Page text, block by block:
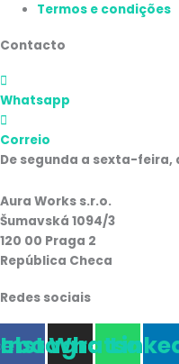
Termos e condições
Contacto
Whatsapp
Correio
De segunda a sexta-feira,
Aura Works s.r.o.
Šumavská 1094/3
120 00 Praga 2
República Checa
Redes sociais
Instagram
Whatsapp